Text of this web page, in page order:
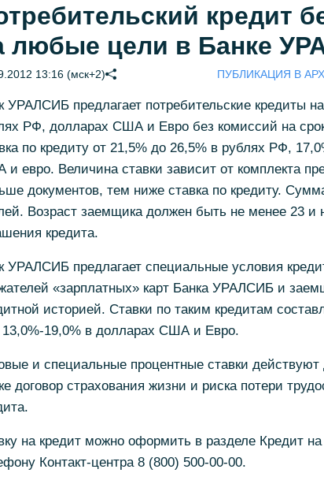
кредит
любые цели в Банке
13:16 (мск+2) ПУБЛИКАЦИЯ В
УРАЛСИБ предлагает потребительские кредиты
РФ, долларах США и Евро без комиссий на срок
по кредиту от 21,5% до 26,5% в рублях РФ,
евро. Величина ставки зависит от комплекта
документов, тем ниже ставка по кредиту.
Возраст заемщика должен быть не менее 23 и
кредита.
УРАЛСИБ предлагает специальные условия
«зарплатных» карт Банка УРАЛСИБ и
историей. Ставки по таким кредитам
19,0% в долларах США и Евро.
и специальные процентные ставки
договор страхования жизни и риска потери
на кредит можно оформить в разделе Кредит
Контакт-центра 8 (800) 500-00-00.